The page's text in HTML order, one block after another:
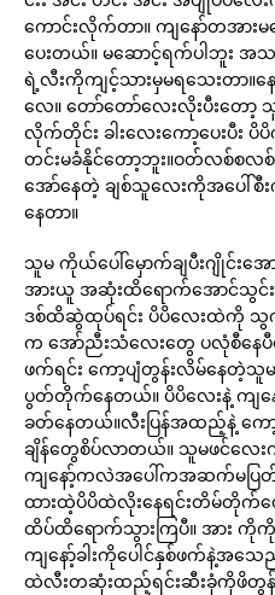
ကောင်းလိုက်တာ။ ကျနော်တအာ
ပေးတယ်။ မဆောင့်ရက်ပါဘူး အ
ရဲ့လီးကိုကျင့်သားမှမရသေးတာ။
လေ။ တော်တော်လေးလိုးပီးတော့
လိုက်တိုင်း ခါးလေးကော့ပေးပီး
တင်းမခံနိုင်တော့ဘူး။ဝတ်လစ်စလ
အော်နေတဲ့ ချစ်သူလေးကိုအပေါ်
နေတာ။
သူမ ကိုယ်ပေါ်မှောက်ချပီးဂျိုင်း
အားယူ အဆုံးထိရောက်အောင်သွင်
ဒစ်ထိဆွဲထုပ်ရင်း ပိပိလေးထဲကို
က အော်ညီးသံလေးတွေ ပလုံစီနေပီ
ဖက်ရင်း ကော့ပျံတွန်းလိမ်နေတဲ့
ပွတ်တိုက်နေတယ်။ ပိပိလေးနဲ့ ကျ
ခတ်နေတယ်။လီးပြန်အထည့်နဲ့ ကော့
ချိန်တွေစိပ်လာတယ်။ သူမဖင်လေ
ကျနော့်ကလဲအပေါ်ကအဆက်မပြ
ထားထဲ့ပိပိထဲလိုးနေရင်းတိမ်တိုက်
ထိပ်ထိရောက်သွားကြပီ။ အား
ကျနော့်ခါးကိုပေါင်နှစ်ဖက်နဲ့အ
ထဲလီးတဆုံးထည့်ရင်းဆီးခုံကိုဖိတွန်း